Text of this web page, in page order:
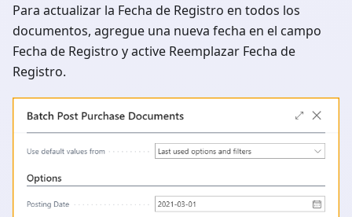
Para actualizar la Fecha de Registro en todos los
documentos, agregue una nueva fecha en el campo
Fecha de Registro y active Reemplazar Fecha de
Registro.